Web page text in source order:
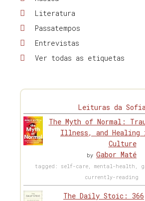
Literatura
Passatempos
Entrevistas
Ver todas as etiquetas
Leituras da Sofia
The Myth of Normal:
Illness, and Healing
Culture
by Gabor Maté
tagged: self-care, mental-health,
currently-reading
The Daily Stoic: 366